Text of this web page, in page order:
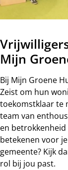
Mijn
Bij Mijn Groene
Zeist om hun
toekomstklaar te
team van
en
betekenen voor
gemeente? Kijk
rol bij jou past.